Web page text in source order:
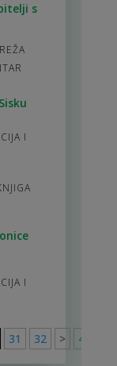
s
I
I
31 32 > 40